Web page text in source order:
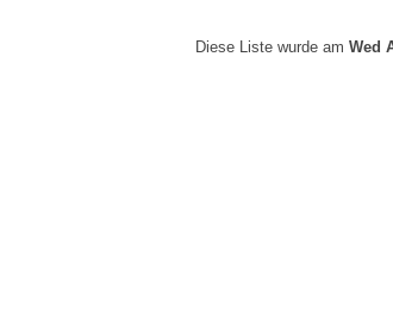
Diese Liste wurde am Wed